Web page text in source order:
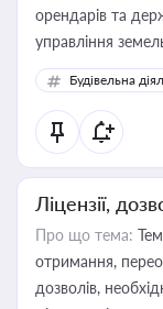
орендарів та
управління
Будівельна
Ліцензії,
Про що тема:
отримання,
дозволів,